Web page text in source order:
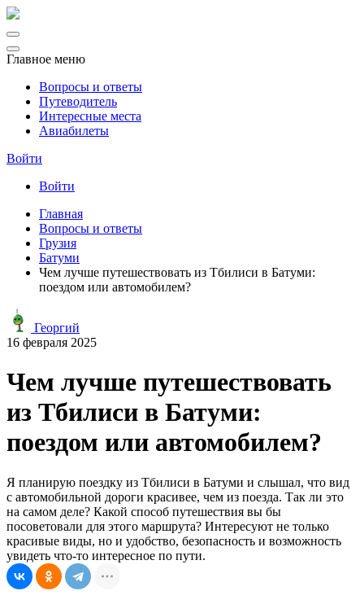
Главное меню
Вопросы и ответы
Путеводитель
Интересные места
Авиабилеты
Войти
Войти
Главная
Вопросы и ответы
Грузия
Батуми
Чем лучше путешествовать из Тбилиси в Батуми:
поездом или автомобилем?
Георгий
16 февраля 2025
Чем лучше путешествовать
из Тбилиси в Батуми:
поездом или автомобилем?
Я планирую поездку из Тбилиси в Батуми и слышал, что вид
с автомобильной дороги красивее, чем из поезда. Так ли это
на самом деле? Какой способ путешествия вы бы
посоветовали для этого маршрута? Интересуют не только
красивые виды, но и удобство, безопасность и возможность
увидеть что-то интересное по пути.